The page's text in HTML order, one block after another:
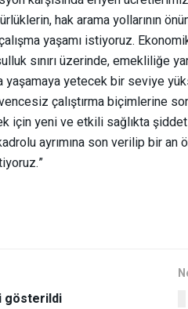
hak arama yollarının
yaşamı istiyoruz.
sınırı üzerinde, emekliliğe
yaşamaya yetecek bir seviye
çalıştırma biçimlerine
için yeni ve etkili sağlıkta
ayrımına son verilip bir
gösterildi